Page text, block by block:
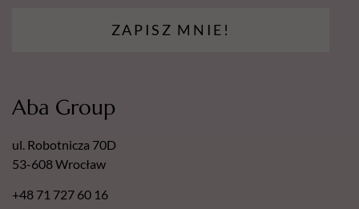
ZAPISZ MNIE!
Aba Group
ul. Robotnicza 70D
53-608 Wrocław
+48 71 727 60 16